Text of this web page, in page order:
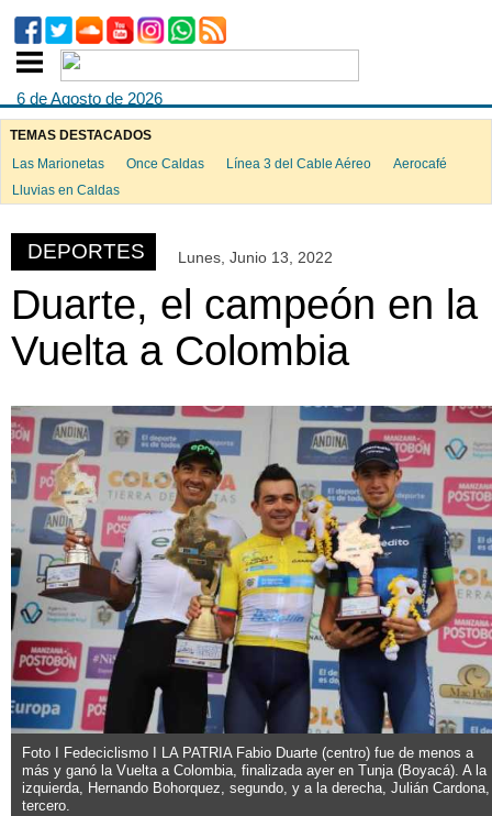
6 de Agosto de 2026
TEMAS DESTACADOS
Las Marionetas
Once Caldas Línea 3 del Cable Aéreo
Aerocafé
Lluvias en Caldas
DEPORTES Lunes, Junio 13, 2022
Duarte, el campeón en la
Vuelta a Colombia
Foto I Fedeciclismo I LA PATRIA Fabio Duarte (centro) fue de menos a
más y ganó la Vuelta a Colombia, finalizada ayer en Tunja (Boyacá). A la
izquierda, Hernando Bohorquez, segundo, y a la derecha, Julián Cardona,
tercero.